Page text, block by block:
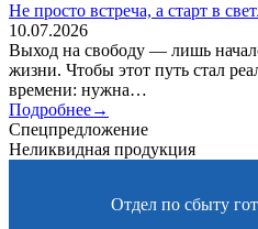
Не просто встреча, а старт в
10.07.2026
Выход на свободу — лишь
жизни. Чтобы этот путь стал
времени: нужна…
Подробнее→
Спецпредложение
Неликвидная продукция
Отдел по сбыту